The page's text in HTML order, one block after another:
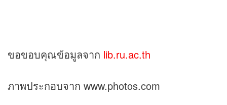
ขอขอบคุณข้อมูลจาก lib.ru.ac.th
ภาพประกอบจาก www.photos.com